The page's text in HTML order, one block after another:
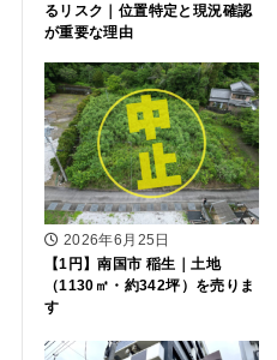
るリスク｜位置特定と現況確認
が重要な理由
2026年6月25日
【1円】南国市 稲生｜土地
（1130㎡・約342坪）を売りま
す